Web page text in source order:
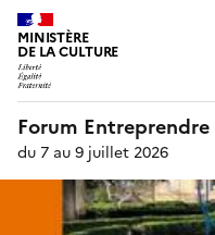
MINISTÈRE
DE LA CULTURE
Forum
du 7 au 9 juillet 2026